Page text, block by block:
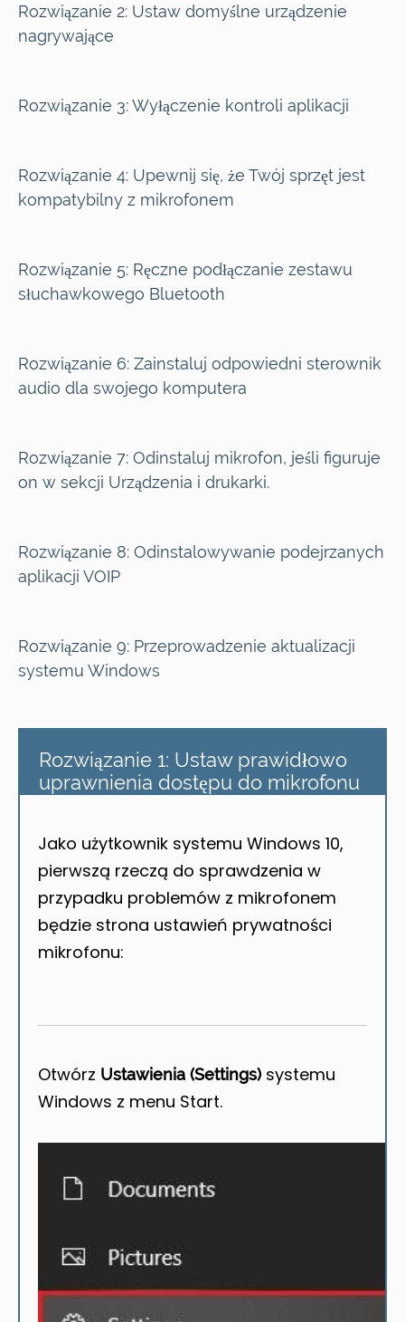
Rozwiązanie 2: Ustaw domyślne urządzenie
nagrywające
Rozwiązanie 3:Wyłączenie kontroli aplikacji
Rozwiązanie 4: Upewnij się, że Twój sprzęt jest
kompatybilny z mikrofonem
Rozwiązanie 5: Ręczne podłączanie zestawu
słuchawkowego Bluetooth
Rozwiązanie 6: Zainstaluj odpowiedni sterownik
audio dla swojego komputera
Rozwiązanie 7: Odinstaluj mikrofon, jeśli figuruje
on w sekcji Urządzenia i drukarki.
Rozwiązanie 8: Odinstalowywanie podejrzanych
aplikacji VOIP
Rozwiązanie 9: Przeprowadzenie aktualizacji
systemu Windows
Rozwiązanie 1: Ustaw prawidłowo
uprawnienia dostępu do mikrofonu
Jako użytkownik systemu Windows 10,
pierwszą rzeczą do sprawdzenia w
przypadku problemów z mikrofonem
będzie strona ustawień prywatności
mikrofonu:
Otwórz Ustawienia (Settings) systemu
Windows z menu Start.